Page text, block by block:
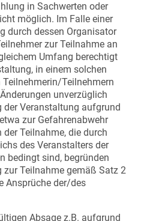
in Sachwerten oder
möglich. Im Falle einer
durch dessen Organisator
zur Teilnahme an
Umfang berechtigt
in einem solchen
Teilnehmern
unverzüglich
der Veranstaltung aufgrund
zur Gefahrenabwehr
Teilnahme, die durch
des Veranstalters der
bedingt sind, begründen
zur Teilnahme gemäß Satz 2
Ansprüche der/des
Absage z.B. aufgrund